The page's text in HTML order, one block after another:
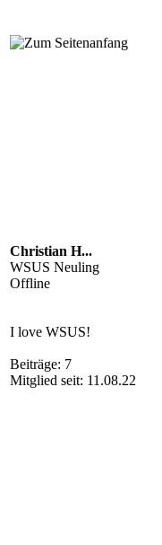
Christian H...
WSUS Neuling
Offline
I love WSUS!
Beiträge: 7
Mitglied seit: 11.08.22